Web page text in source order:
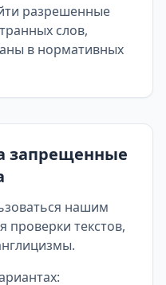
разрешенные
слов,
в нормативных
запрещенные
нашим
проверки текстов,